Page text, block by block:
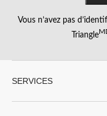
Vous n’avez pas
Triangle
SERVICES